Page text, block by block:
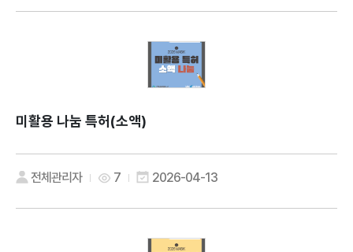
미활용 나눔 특허(소액)
전체관리자 7 2026-04-13